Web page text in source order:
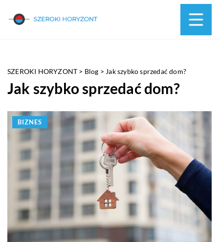
SZEROKI HORYZONT > Blog > Jak szybko sprzedać dom?
Jak szybko sprzedać dom?
BIZNES